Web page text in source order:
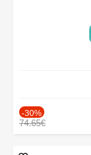
-30%
74.65€